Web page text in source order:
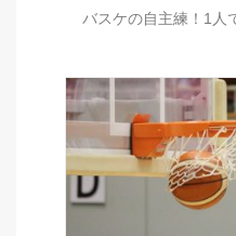
バスケの自主練！1人